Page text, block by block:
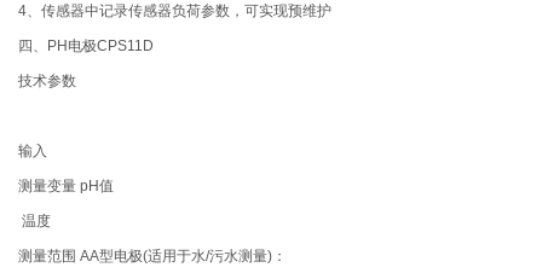
4、传感器中记录传感器负荷参数，可实现预维护
四、PH电极CPS11D
技术参数
输入
测量变量 pH值
温度
测量范围 AA型电极(适用于水/污水测量)：